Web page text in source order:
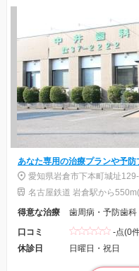
あなた専用の治療プランや予防
愛知県岩倉市下本町城址129-
名古屋鉄道 岩倉駅から
得意な治療
歯周病・予防歯
口コミ
-点(0
休診日
日曜日・祝日